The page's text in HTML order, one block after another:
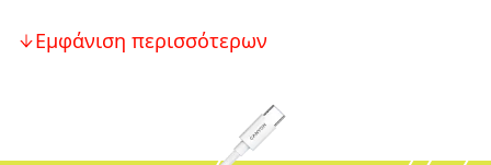
Εμφάνιση περισσότερων